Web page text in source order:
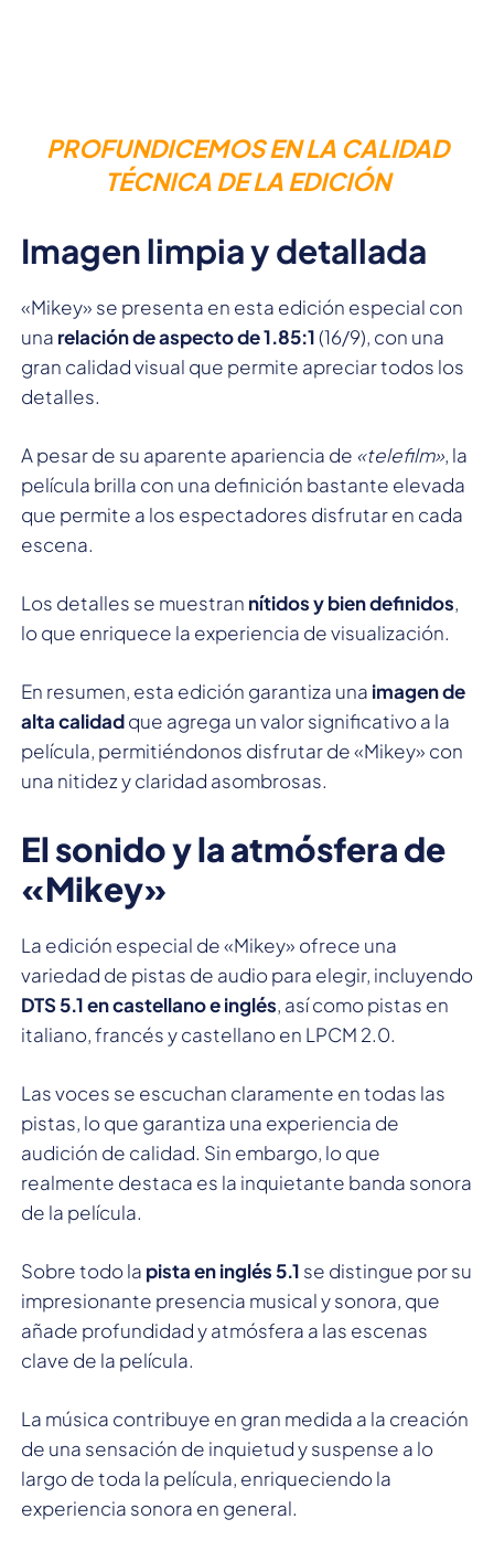
PROFUNDICEMOS EN LA CALIDAD
TÉCNICA DE LA EDICIÓN
Imagen limpia y detallada
«Mikey» se presenta en esta edición especial con
una relación de aspecto de 1.85:1(16/9), con una
gran calidad visual que permite apreciar todos los
detalles.
A pesar de su aparente apariencia de «telefilm», la
película brilla con una definición bastante elevada
que permite a los espectadores disfrutar en cada
escena.
Los detalles se muestran nítidos y bien definidos,
lo que enriquece la experiencia de visualización.
En resumen, esta edición garantiza una imagen de
alta calidadque agrega un valor significativo a la
película, permitiéndonos disfrutar de «Mikey» con
una nitidez y claridad asombrosas.
El sonido y la atmósfera de
«Mikey»
La edición especial de «Mikey» ofrece una
variedad de pistas de audio para elegir, incluyendo
DTS 5.1 en castellano e inglés, así como pistas en
italiano, francés y castellano en LPCM 2.0.
Las voces se escuchan claramente en todas las
pistas, lo que garantiza una experiencia de
audición de calidad. Sin embargo, lo que
realmente destaca es la inquietante banda sonora
de la película.
Sobre todo la pista en inglés 5.1 se distingue por su
impresionante presencia musical y sonora, que
añade profundidad y atmósfera a las escenas
clave de la película.
La música contribuye en gran medida a la creación
de una sensación de inquietud y suspense a lo
largo de toda la película, enriqueciendo la
experiencia sonora en general.